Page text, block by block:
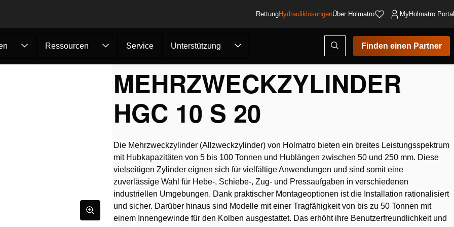
RettungHydrauliklösungenÜber Holmatro MyHolmatro
Ressourcen Service Unterstützung
Suchmodus
öffnen
Finden einen Partner
MEHRZWECKZYLINDER
HGC 10 S 20
Die Mehrzweckzylinder (Allzweckzylinder) von Holmatro bieten ein breites Leistungsspektrum
mit Hubkapazitäten von 5 bis 100 Tonnen und Hublängen zwischen 50 und 250 mm. Diese
vielseitigen Zylinder eignen sich für vielfältige Anwendungen und sind somit eine
zuverlässige Wahl für Hebe-, Schiebe-, Zug- und Pressaufgaben in verschiedenen
industriellen Umgebungen. Dank praktischer Montageoptionen ist die Installation rationalisiert
und sicher. Darüber hinaus sind Modelle mit einer Tragfähigkeit von bis zu 50 Tonnen mit
einem Innengewinde für den Kolben ausgestattet. Das erhöht ihre Benutzerfreundlichkeit und